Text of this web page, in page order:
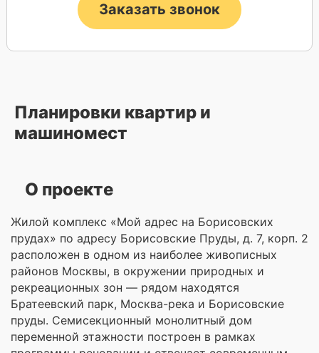
Заказать звонок
Планировки квартир и
машиномест
О проекте
Жилой комплекс «Мой адрес на Борисовских
прудах» по адресу Борисовские Пруды, д. 7, корп. 2
расположен в одном из наиболее живописных
районов Москвы, в окружении природных и
рекреационных зон — рядом находятся
Братеевский парк, Москва-река и Борисовские
пруды. Семисекционный монолитный дом
переменной этажности построен в рамках